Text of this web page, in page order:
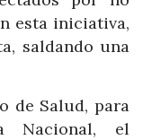
esta iniciativa,
saldando una
de Salud, para
Nacional, el